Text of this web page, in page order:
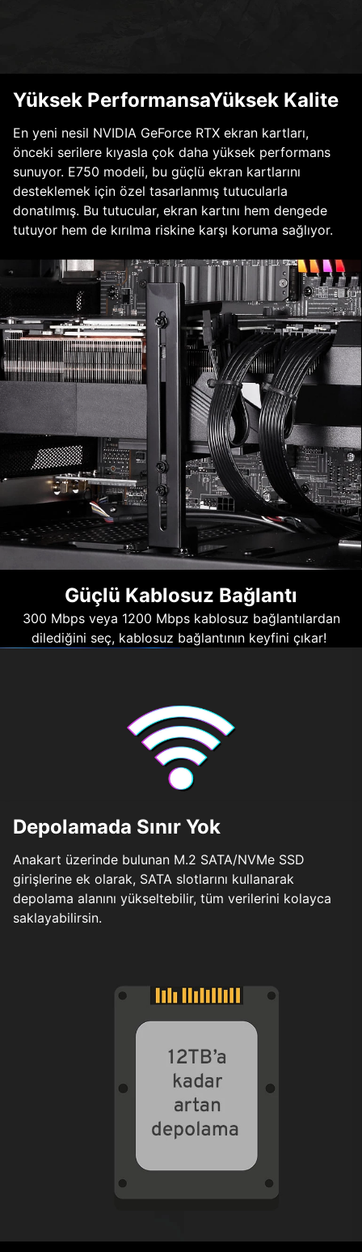
Yüksek PerformansaYüksek Kalite
En yeni nesil NVIDIA GeForce RTX ekran kartları,
önceki serilere kıyasla çok daha yüksek performans
sunuyor. E750 modeli, bu güçlü ekran kartlarını
desteklemek için özel tasarlanmış tutucularla
donatılmış. Bu tutucular, ekran kartını hem dengede
tutuyor hem de kırılma riskine karşı koruma sağlıyor.
Güçlü Kablosuz Bağlantı
300 Mbps veya 1200 Mbps kablosuz bağlantılardan
dilediğini seç, kablosuz bağlantının keyfini çıkar!
Depolamada Sınır Yok
Anakart üzerinde bulunan M.2 SATA/NVMe SSD
girişlerine ek olarak, SATA slotlarını kullanarak
depolama alanını yükseltebilir, tüm verilerini kolayca
saklayabilirsin.